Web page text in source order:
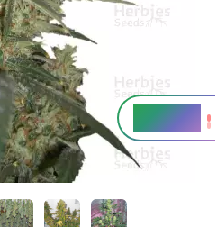
15 - 22 %
THC